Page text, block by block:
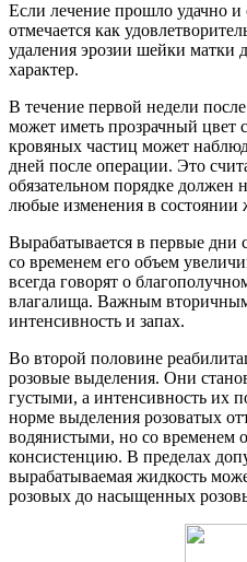
Если лечение прошло удачно и
отмечается как
удаления эрозии шейки
характер.
В течение первой недели
может иметь прозрачный цвет
кровяных частиц может
дней после операции. Это
обязательном порядке должен
любые изменения в
Вырабатывается в первые дни
со временем его объем
всегда говорят о
влагалища. Важным
интенсивность и запах.
Во второй половине
розовые выделения. Они
густыми, а интенсивность их
норме выделения розоватых
водянистыми, но со временем
консистенцию. В пределах
вырабатываемая жидкость
розовых до насыщенных